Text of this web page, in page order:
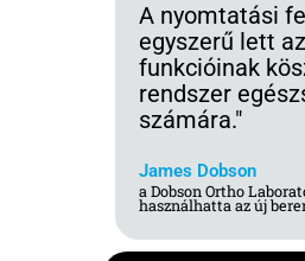
A nyomtatási
egyszerű lett
funkcióinak
rendszer
számára."
James Dobson
a Dobson Ortho
használhatta az új